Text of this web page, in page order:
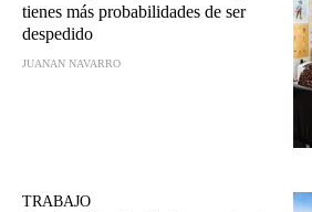
tienes más probabilidades de ser
despedido
JUANAN NAVARRO
TRABAJO